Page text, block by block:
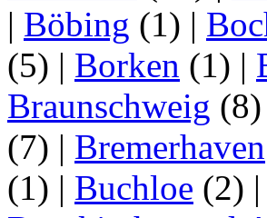
| Böbing (1) |
(5) | Borken (1) |
Braunschweig (8)
(7) | Bremerhaven
(1) | Buchloe (2) |